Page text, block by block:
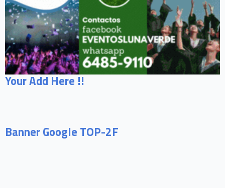
Your Add Here !!
Banner Google TOP-2F